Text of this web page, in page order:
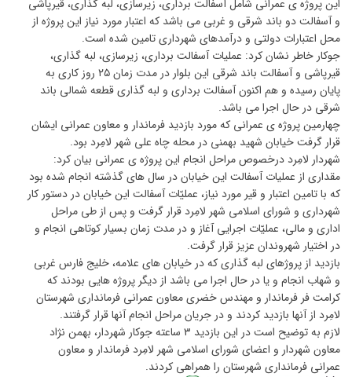
این پروژه ی عمرانی شامل آسفالت برداری، زیرسازی، لبه گذاری، قیرپاشی
و آسفالت دو باند شرقی و غربی می باشد که اعتبار مورد نیاز این پروژه از
محل اعتبارات دولتی و درآمدهای شهرداری تامین شده است.
جوکار خاطر نشان کرد: عملیات آسفالت برداری، زیرسازی، لبه گذاری،
قیرپاشی و آسفالت باند شرقی این بلوار در مدت زمان ۲۵ روز کاری به
پایان رسیده و هم اکنون آسفالت برداری و لبه گذاری قطعه شمالی باند
شرقی در حال اجرا می باشد.
چهارمین پروژه ی عمرانی که مورد بازدید فرماندار و معاون عمرانی ایشان
قرار گرفت خیابان شهید بهمنی در محله چاه علی شهر لامِرد بود.
شهردار لامِرد درخصوص مراحل انجام این پروژه ی عمرانی بیان کرد:
مقداری از عملیات آسفالت این خیابان در سال های گذشته انجام شده بود
که با تامین اعتبار و قیر مورد نیاز، عملیّات آسفالت این خیابان در دستور کار
شهرداری و شورای اسلامی شهر لامِرد قرار گرفت و پس از طی مراحل
اداری و مالی، عملیّات اجرایی آغاز و در مدت زمان بسیار کوتاهی انجام و
در اختیار شهروندان عزیز قرار گرفت.
بازدید از پروژهای لبه گذاری که در خیابان های علامه، خلیج فارس غربی
و شهاب انجام و یا در حال اجرا می باشد از دیگر پروژه هایی بودند که
کرامت فر فرماندار و مهندس خضری معاون عمرانی فرمانداری شهرستان
لامِرد از آنها بازدید کردند و در جریان مراحل انجام آنها قرار گرفتند.
لازم به توضیح است در این بازدید ۳ ساعته جوکار شهردار، بهمن نژاد
معاون شهردار و اعضای شورای اسلامی شهر لامِرد فرماندار و معاون
عمرانی فرمانداری شهرستان را همراهی کردند.